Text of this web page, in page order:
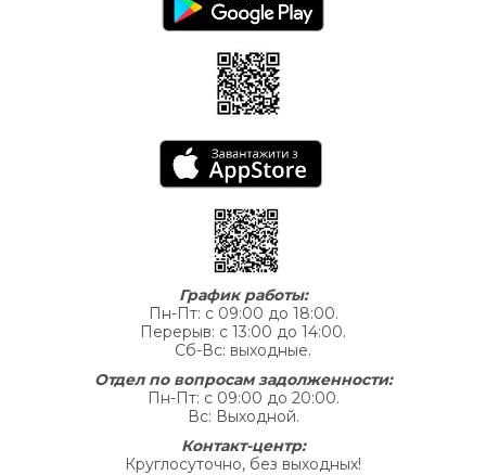
График работы:
Пн-Пт: с 09:00 до 18:00.
Перерыв: с 13:00 до 14:00.
Сб-Вс: выходные.
Отдел по вопросам задолженности:
Пн-Пт: с 09:00 до 20:00.
Вс: Выходной.
Контакт-центр:
Круглосуточно, без выходных!